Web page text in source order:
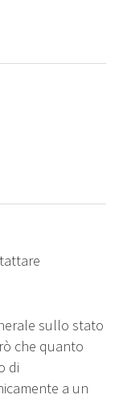
sullo stato
che quanto
di
a un